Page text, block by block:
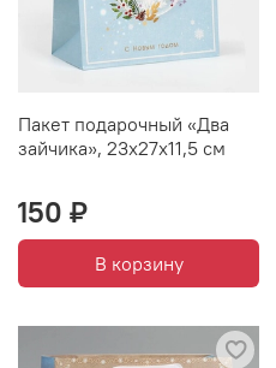
Пакет подарочный «Два
зайчика», 23х27х11,5 см
150 ₽
В корзину